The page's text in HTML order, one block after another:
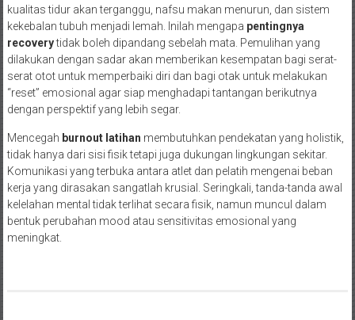
kualitas tidur akan terganggu, nafsu makan menurun, dan sistem
kekebalan tubuh menjadi lemah. Inilah mengapa pentingnya
recoverytidak boleh dipandang sebelah mata. Pemulihan yang
dilakukan dengan sadar akan memberikan kesempatan bagi serat-
serat otot untuk memperbaiki diri dan bagi otak untuk melakukan
“reset” emosional agar siap menghadapi tantangan berikutnya
dengan perspektif yang lebih segar.
Mencegah burnout latihan membutuhkan pendekatan yang holistik,
tidak hanya dari sisi fisik tetapi juga dukungan lingkungan sekitar.
Komunikasi yang terbuka antara atlet dan pelatih mengenai beban
kerja yang dirasakan sangatlah krusial. Seringkali, tanda-tanda awal
kelelahan mental tidak terlihat secara fisik, namun muncul dalam
bentuk perubahan mood atau sensitivitas emosional yang
meningkat.